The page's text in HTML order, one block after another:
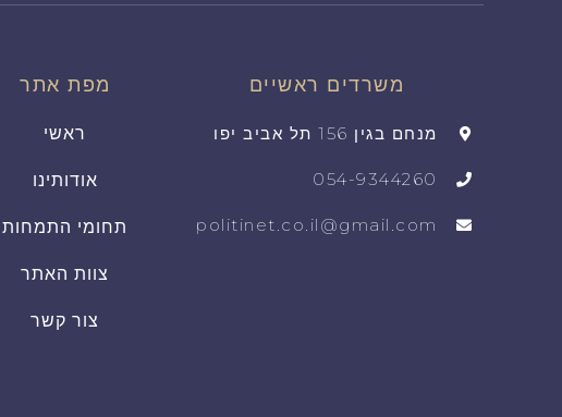
משרדים ראשיים
מנחם בגין 156 תל אביב יפו
054-9344260
politinet.co.il@gmail.com
מפת אתר
ראשי
אודותינו
תחומי התמחות
צוות האתר
צור קשר